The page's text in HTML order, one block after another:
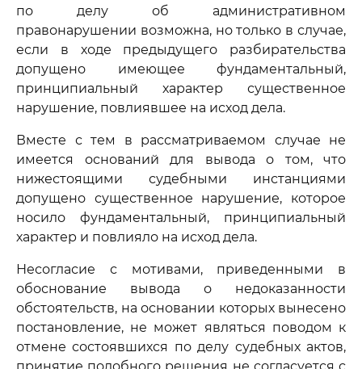
по делу об административном
правонарушении возможна, но только в случае,
если в ходе предыдущего разбирательства
допущено имеющее фундаментальный,
принципиальный характер существенное
нарушение, повлиявшее на исход дела.
Вместе с тем в рассматриваемом случае не
имеется оснований для вывода о том, что
нижестоящими судебными инстанциями
допущено существенное нарушение, которое
носило фундаментальный, принципиальный
характер и повлияло на исход дела.
Несогласие с мотивами, приведенными в
обоснование вывода о недоказанности
обстоятельств, на основании которых вынесено
постановление, не может являться поводом к
отмене состоявшихся по делу судебных актов,